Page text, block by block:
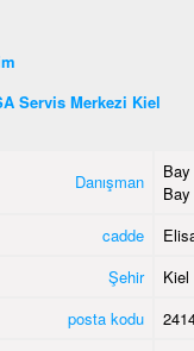
Servis Merkezi Kiel
Danışman
cadde
Şehir
Kiel
posta kodu